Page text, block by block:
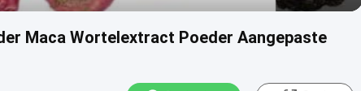
Maca Wortelextract Poeder Aangepaste